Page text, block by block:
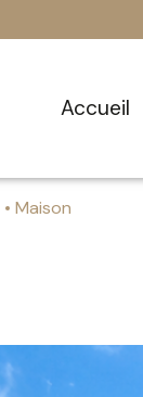
accueil
Maison